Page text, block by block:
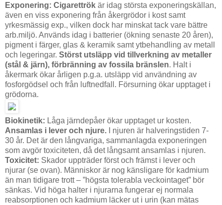
Exponering: Cigarettrök är idag största exponeringskällan,
även en viss exponering från åkergrödor i kost samt
yrkesmässig exp., vilken dock har minskat tack vare bättre
arb.miljö. Används idag i batterier (ökning senaste 20 åren),
pigment i färger, glas & keramik samt ytbehandling av metall
och legeringar. Störst utsläpp vid tillverkning av metaller
(stål & järn), förbränning av fossila bränslen. Halt i
åkermark ökar årligen p.g.a. utsläpp vid användning av
fosforgödsel och från luftnedfall. Försurning ökar upptaget i
grödorna.
Biokinetik: Låga järndepåer ökar upptaget ur kosten.
Ansamlas i lever och njure. I njuren är halveringstiden 7-
30 år. Det är den långvariga, sammanlagda exponeringen
som avgör toxiciteten, då det långsamt ansamlas i njuren.
Toxicitet: Skador uppträder först och främst i lever och
njurar (se ovan). Människor är nog känsligare för kadmium
än man tidigare trott – ”högsta tolerabla veckointaget” bör
sänkas. Vid höga halter i njurarna fungerar ej normala
reabsorptionen och kadmium läcker ut i urin (kan mätas